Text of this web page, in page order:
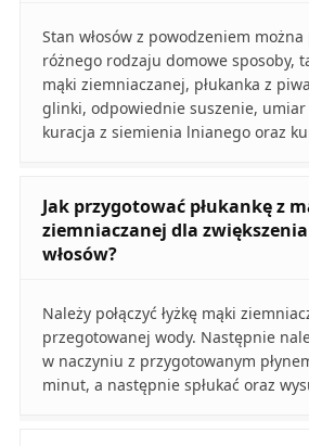
Stan włosów z powodzeniem
różnego rodzaju domowe sposoby,
mąki ziemniaczanej, płukanka z
glinki, odpowiednie suszenie, umiar
kuracja z siemienia lnianego oraz
Jak przygotować płukankę z
ziemniaczanej dla
włosów?
Należy połączyć łyżkę mąki
przegotowanej wody. Następnie
w naczyniu z przygotowanym
minut, a następnie spłukać oraz